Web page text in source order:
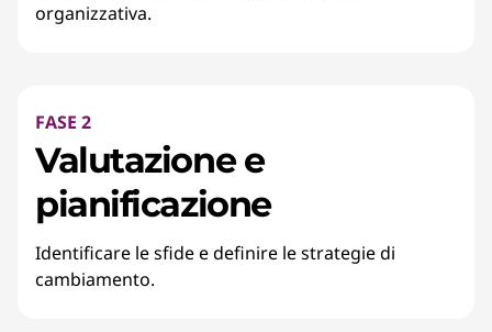
organizzativa.
FASE 2
Valutazione e
pianificazione
Identificare le sfide e definire le strategie di
cambiamento.